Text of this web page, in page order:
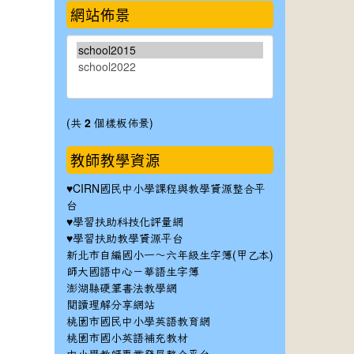
網站佈景
(共 2個樣板佈景)
教師教學資源
♥CIRN國民中小學課程與教學資源整合平
台
♥學習扶助科技化評量網
♥學習扶助教學資源平台
新北市自編國小一～六年級生字簿(甲乙本)
師大國語中心－華語生字簿
澎湖縣硬筆書法教學網
閱讀理解分享網站
桃園市國民中小學英語教育網
桃園市國小英語補充教材